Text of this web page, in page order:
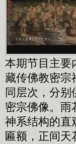
本期节目主要
藏传佛教密宗
同层次，分
密宗佛像。雨
神系结构的直
匾额，正间